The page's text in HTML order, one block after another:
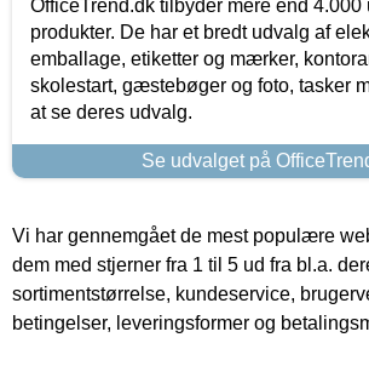
OfficeTrend.dk tilbyder mere end 4.000
produkter. De har et bredt udvalg af
emballage, etiketter og mærker,
skolestart, gæstebøger og foto, tasker
at se deres udvalg.
Se udvalget på
Vi har gennemgået de mest populære
dem med stjerner fra 1 til 5 ud fra bl.a.
sortimentstørrelse, kundeservice,
betingelser, leveringsformer og